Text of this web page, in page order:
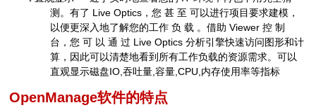
测。有了 Live Optics，您 甚 至 可以进行项目要求建模，
以便更深入地了解您的工作 负 载 。借助 Viewer 控 制
台，您 可 以 通 过 Live Optics 分析引擎快速访问图形和计
算，因此可以清楚地看到所有工作负载的资源需求。可以
直观显示磁盘IO,吞吐量,容量,CPU,内存使用率等指标
OpenManage软件的特点